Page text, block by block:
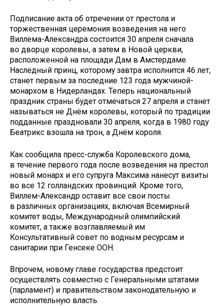
Подписание акта об отречении от престола и
торжественная церемония возведения на него
Виллема-Александра состоится 30 апреля сначала
во дворце королевы, а затем в Новой церкви,
расположенной на площади Дам в Амстердаме.
Наследный принц, которому зав­тра исполнится 46 лет,
станет первым за последние 123 года мужчиной-
монархом в Нидерландах. Теперь национальный
праздник страны будет отмечаться 27 апреля и станет
называться не Днём королевы, который по традиции
подданные праздновали 30 апреля, когда в 1980 году
Беатрикс взошла на трон, а Днём короля.
Как сообщила пресс-служба Королевского дома,
в течение первого года после возведения на престол
новый монарх и его супруга Максима нанесут визиты
во все 12 голландских провинций. Кроме того,
Виллем-Александр оставит все свои посты
в различных организациях, включая Всемирный
комитет воды, Международный олимпийский
комитет, а также возглавляемый им
Консультативный совет по водным ресурсам и
санитарии при Генсеке ООН.
Впрочем, новому главе государства предстоит
осуществлять совместно с Генеральными штатами
(парламент) и правительством законодательную и
исполнительную власть.